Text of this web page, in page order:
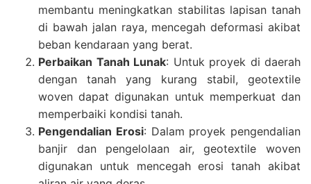
membantu meningkatkan stabilitas lapisan tanah
di bawah jalan raya, mencegah deformasi akibat
beban kendaraan yang berat.
Perbaikan Tanah Lunak: Untuk proyek di daerah
dengan tanah yang kurang stabil, geotextile
woven dapat digunakan untuk memperkuat dan
memperbaiki kondisi tanah.
Pengendalian Erosi: Dalam proyek pengendalian
banjir dan pengelolaan air, geotextile woven
digunakan untuk mencegah erosi tanah akibat